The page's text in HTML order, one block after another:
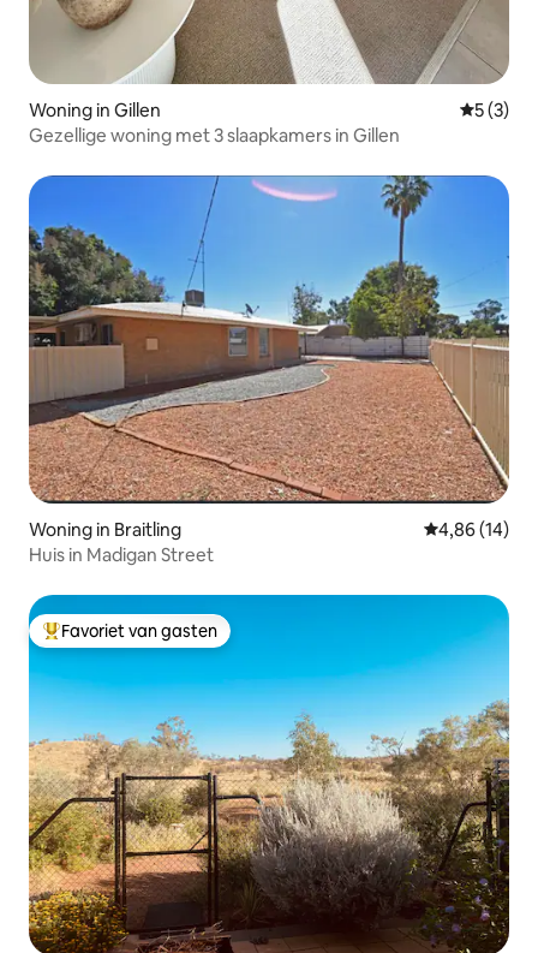
Woning in Gillen
5 (3)
Gezellige woning met 3 slaapkamers in Gillen
Woning in Braitling Gemiddelde
4,86 (14)
Huis in Madigan Street
Topfavoriet van gasten
Favoriet van gasten